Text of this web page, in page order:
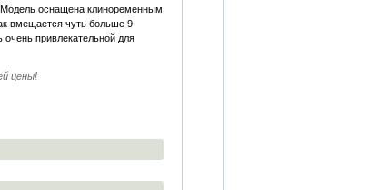
оснащена клиноременным
вмещается чуть больше 9
привлекательной для
цены!